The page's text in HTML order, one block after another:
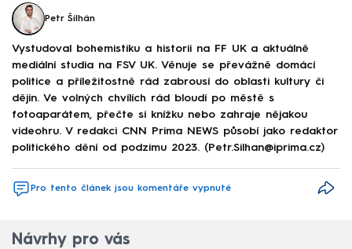
Petr Šilhán
Vystudoval bohemistiku a historii na FF UK a aktuálně
mediální studia na FSV UK. Věnuje se převážně domácí
politice a příležitostně rád zabrousí do oblasti kultury či
dějin. Ve volných chvílích rád bloudí po městě s
fotoaparátem, přečte si knížku nebo zahraje nějakou
videohru. V redakci CNN Prima NEWS působí jako redaktor
politického dění od podzimu 2023. (Petr.Silhan@iprima.cz)
Pro tento článek jsou komentáře vypnuté
Návrhy pro vás